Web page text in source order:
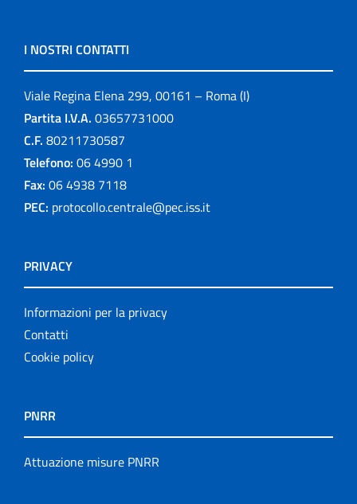
I NOSTRI CONTATTI
Viale Regina Elena 299, 00161 – Roma (I)
Partita I.V.A. 03657731000
C.F. 80211730587
Telefono: 06 4990 1
Fax: 06 4938 7118
PEC: protocollo.centrale@pec.iss.it
PRIVACY
Informazioni per la privacy
Contatti
Cookie policy
PNRR
Attuazione misure PNRR